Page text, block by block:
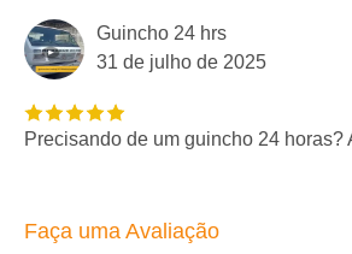
Guincho 24 hrs
31 de julho de 2025
Precisando de um guincho 24 horas?
Faça uma Avaliação